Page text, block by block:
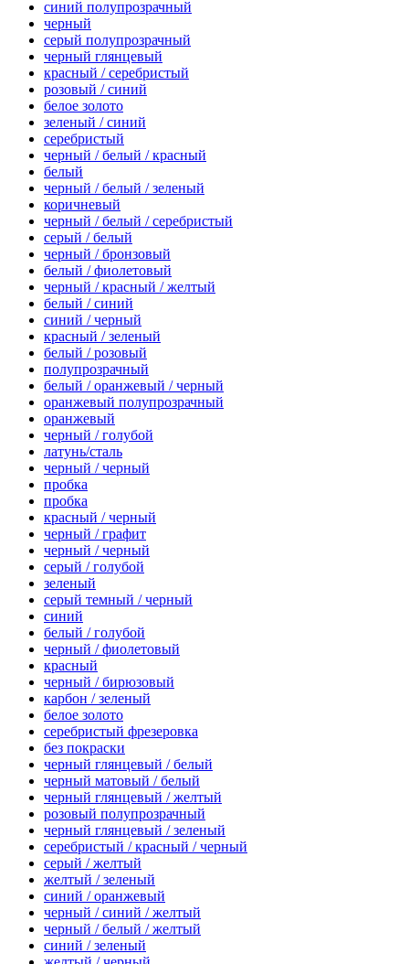
синий полупрозрачный
черный
серый полупрозрачный
черный глянцевый
красный / серебристый
розовый / синий
белое золото
зеленый / синий
серебристый
черный / белый / красный
белый
черный / белый / зеленый
коричневый
черный / белый / серебристый
серый / белый
черный / бронзовый
белый / фиолетовый
черный / красный / желтый
белый / синий
синий / черный
красный / зеленый
белый / розовый
полупрозрачный
белый / оранжевый / черный
оранжевый полупрозрачный
оранжевый
черный / голубой
латунь/сталь
черный / черный
пробка
пробка
красный / черный
черный / графит
черный / черный
серый / голубой
зеленый
серый темный / черный
синий
белый / голубой
черный / фиолетовый
красный
черный / бирюзовый
карбон / зеленый
белое золото
серебристый фрезеровка
без покраски
черный глянцевый / белый
черный матовый / белый
черный глянцевый / желтый
розовый полупрозрачный
черный глянцевый / зеленый
серебристый / красный / черный
серый / желтый
желтый / зеленый
синий / оранжевый
черный / синий / желтый
черный / белый / желтый
синий / зеленый